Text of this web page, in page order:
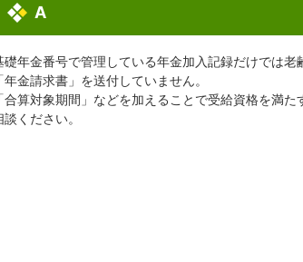
A
礎年金番号で管理している年金加入記録だけでは
年金請求書」を送付していません。
合算対象期間」などを加えることで受給資格を満た
談ください。